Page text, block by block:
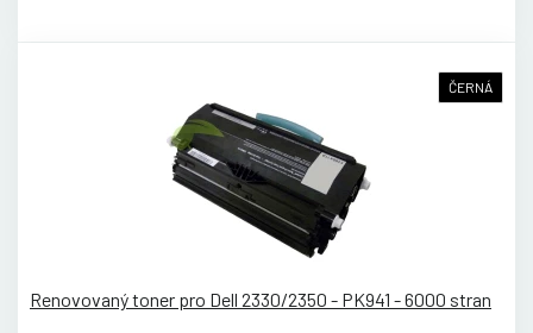
ČERNÁ
Renovovaný toner pro Dell 2330/2350 - PK941 - 6000 stran